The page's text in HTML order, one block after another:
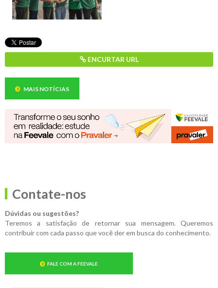
ENCURTAR URL
MAIS NOTÍCIAS
Contate-nos
Dúvidas ou sugestões?
Teremos a satisfação de retornar sua mensagem. Queremos
contribuir com cada passo que você der em busca do conhecimento.
FALE COM A FEEVALE